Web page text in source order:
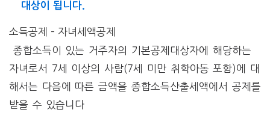
대상이 됩니다.
소득공제 – 자녀세액공제
종합소득이 있는 거주자의 기본공제대상자에 해당하는
자녀로서 7세 이상의 사람(7세 미만 취학아동 포함)에 대
해서는 다음에 따른 금액을 종합소득산출세액에서 공제를
받을 수 있습니다